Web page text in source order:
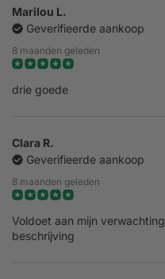
Marilou L.
Geverifieerde aankoop
8 maanden geleden
drie goede
Clara R.
Geverifieerde aankoop
8 maanden geleden
Voldoet aan mijn
beschrijving